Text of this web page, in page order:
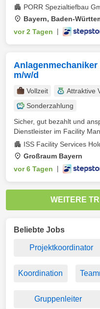
PORR Spezialtiefbau
Bayern, Baden-
vor 2 Tagen
m/w/d
Vollzeit Attraktive
Sonderzahlung
Sicher, gut bezahlt und
Dienstleister im Facility
ISS Facility Services
Großraum Bayern
vor 6 Tagen
WEITERE
Beliebte Jobs
Projektkoordinator
Koordination
Gruppenleiter